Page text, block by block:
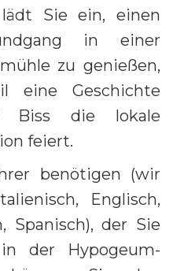
lädt Sie ein, einen
in einer
zu genießen,
eine Geschichte
Biss die lokale
feiert.
benötigen (wir
Englisch,
Spanisch), der Sie
der Hypogeum-